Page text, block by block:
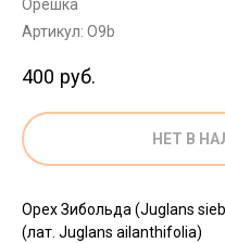
Орешка
Артикул: O9b
400 руб.
НЕТ В
Орех Зибольда (Juglans
(лат. Juglans ailanthifolia)